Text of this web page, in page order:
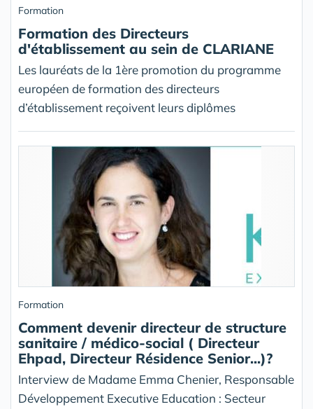
Formation
Formation des Directeurs
d'établissement au sein de CLARIANE
Les lauréats de la 1ère promotion du programme
européen de formation des directeurs
d’établissement reçoivent leurs diplômes
Formation
Comment devenir directeur de structure
sanitaire / médico-social ( Directeur
Ehpad, Directeur Résidence Senior...)?
Interview de Madame Emma Chenier, Responsable
Développement Executive Education : Secteur